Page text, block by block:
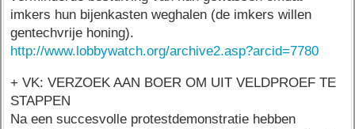
imkers hun bijenkasten weghalen (de imkers willen
gentechvrije honing).
http://www.lobbywatch.org/archive2.asp?arcid=7780
+ VK: VERZOEK AAN BOER OM UIT VELDPROEF TE
STAPPEN
Na een succesvolle protestdemonstratie hebben